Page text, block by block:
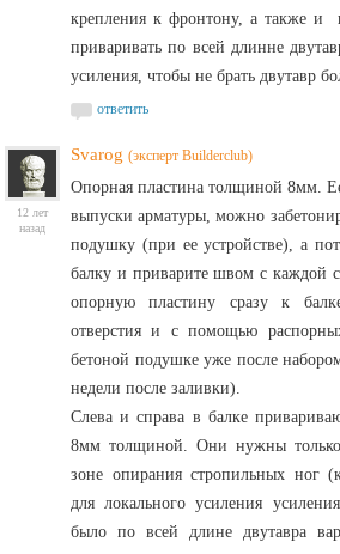
крепления к фронтону, а также
приваривать по всей длинне
усиления, чтобы не брать двутавр
ответить
12 лет
назад
Svarog (эксперт Builderclub)
Опорная пластина толщиной 8мм.
выпуски арматуры, можно
подушку (при ее устройстве), а
балку и приварите швом с каждой
опорную пластину сразу к
отверстия и с помощью
бетоной подушке уже после
недели после заливки).
Слева и справа в балке
8мм толщиной. Они нужны
зоне опирания стропильных ног
для локального усиления
было по всей длине двутавра